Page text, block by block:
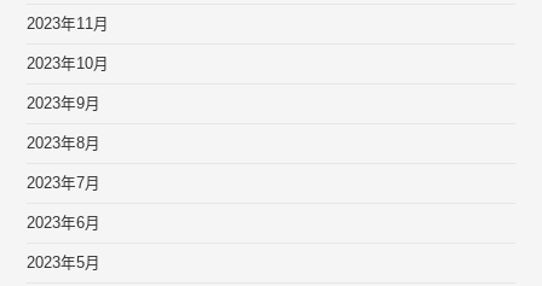
2023年11月
2023年10月
2023年9月
2023年8月
2023年7月
2023年6月
2023年5月